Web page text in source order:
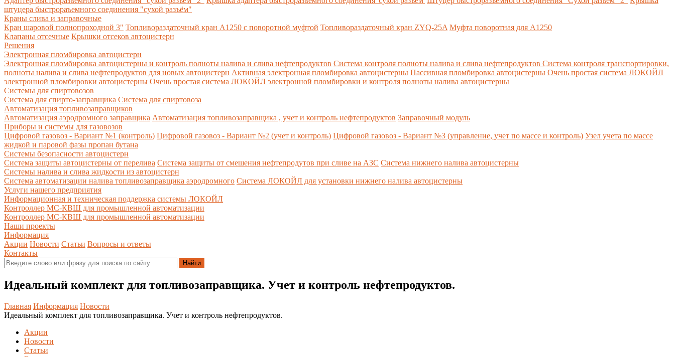
штуцера быстрораъемного соединения "сухой разъём"
Краны слива и заправочные
Кран шаровой полнопроходной 3" Топливораздаточный кран A1250 с поворотной муфтой Топливораздаточный кран ZYQ-25A Муфта поворотная для А1250
Клапаны отсечные Крышки отсеков автоцистерн
Решения
Электронная пломбировка автоцистерн
Электронная пломбировка автоцистерны и контроль полноты налива и слива нефтепродуктов Система контроля полноты налива и слива нефтепродуктов Система контроля транспортировки,
полноты налива и слива нефтепродуктов для новых автоцистерн Активная электронная пломбировка автоцистерны Пассивная пломбировка автоцистерны Очень простая система ЛОКОЙЛ
электронной пломбировки автоцистерны Очень простая система ЛОКОЙЛ электронной пломбировки и контроля полноты налива автоцистерны
Системы для спиртовозов
Система для спирто-заправщика Система для спиртовоза
Автоматизация топливозаправщиков
Автоматизация аэродромного заправщика Автоматизация топливозаправщика , учет и контроль нефтепродуктов Заправочный модуль
Приборы и системы для газовозов
Цифровой газовоз - Вариант №1 (контроль) Цифровой газовоз - Вариант №2 (учет и контроль) Цифровой газовоз - Вариант №3 (управление, учет по массе и контроль) Узел учета по массе
жидкой и паровой фазы пропан бутана
Системы безопасности автоцистерн
Система защиты автоцистерны от перелива Система защиты от смешения нефтепродутов при сливе на АЗС Система нижнего налива автоцистерны
Системы налива и слива жидкости из автоцистерн
Система автоматизации налива топливозаправщика аэродромного Система ЛОКОЙЛ для установки нижнего налива автоцистерны
Услуги нашего предприятия
Информационная и техническая поддержка системы ЛОКОЙЛ
Контроллер МС-КВШ для промышленной автоматизации
Контроллер МС-КВШ для промышленной автоматизации
Наши проекты
Информация
Акции Новости Статьи Вопросы и ответы
Контакты
Идеальный комплект для топливозаправщика. Учет и контроль нефтепродуктов.
Главная Информация Новости
Идеальный комплект для топливозаправщика. Учет и контроль нефтепродуктов.
Акции
Новости
Статьи